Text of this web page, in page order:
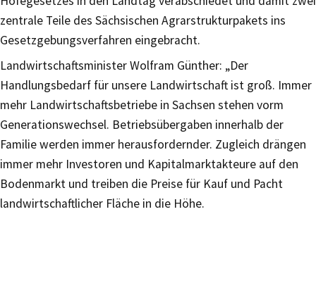
zentrale Teile des Sächsischen Agrarstrukturpakets ins
Gesetzgebungsverfahren eingebracht.
Landwirtschaftsminister Wolfram Günther: „Der
Handlungsbedarf für unsere Landwirtschaft ist groß. Immer
mehr Landwirtschaftsbetriebe in Sachsen stehen vorm
Generationswechsel. Betriebsübergaben innerhalb der
Familie werden immer herausfordernder. Zugleich drängen
immer mehr Investoren und Kapitalmarktakteure auf den
Bodenmarkt und treiben die Preise für Kauf und Pacht
landwirtschaftlicher Fläche in die Höhe.